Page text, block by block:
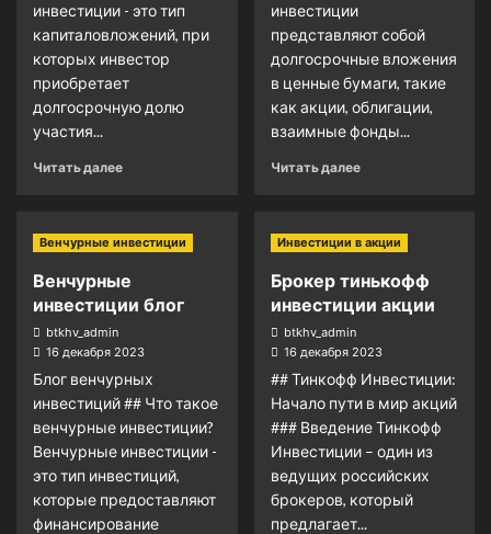
инвестиции - это тип
капиталовложений, при
которых инвестор
приобретает
долгосрочную долю
участия...
Читать далее
инвестиции
представляют собой
долгосрочные вложения
в ценные бумаги, такие
как акции, облигации,
взаимные фонды...
Читать далее
Венчурные инвестиции
Венчурные
инвестиции блог
btkhv_admin
16 декабря 2023
Блог венчурных
инвестиций ## Что такое
венчурные инвестиции?
Венчурные инвестиции -
это тип инвестиций,
которые предоставляют
финансирование
Инвестиции в акции
Брокер тинькофф
инвестиции акции
btkhv_admin
16 декабря 2023
## Тинкофф Инвестиции:
Начало пути в мир акций
### Введение Тинкофф
Инвестиции – один из
ведущих российских
брокеров, который
предлагает...